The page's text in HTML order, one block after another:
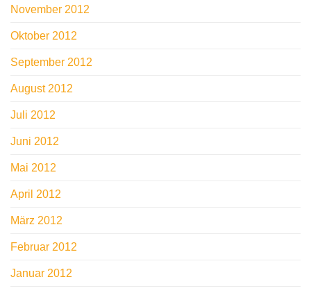
November 2012
Oktober 2012
September 2012
August 2012
Juli 2012
Juni 2012
Mai 2012
April 2012
März 2012
Februar 2012
Januar 2012